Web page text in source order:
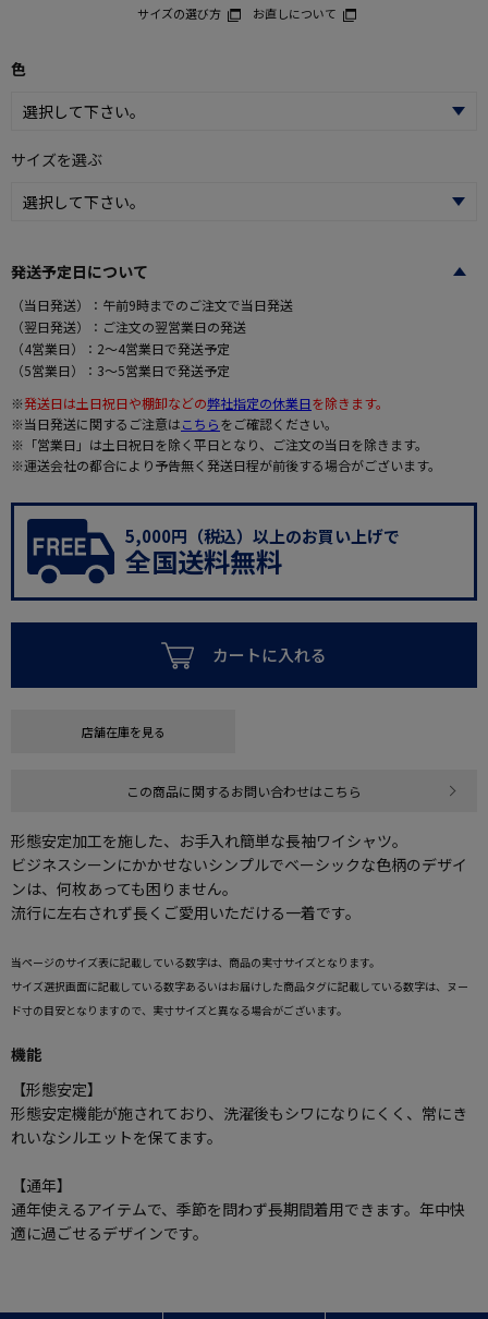
サイズの選び方 お直しについて
色
サイズを選ぶ
発送予定日について
（当日発送）：午前9時までのご注文で当日発送
（翌日発送）：ご注文の翌営業日の発送
（4営業日）：2～4営業日で発送予定
（5営業日）：3～5営業日で発送予定
※発送日は土日祝日や棚卸などの弊社指定の休業日を除きます。
※当日発送に関するご注意はこちらをご確認ください。
※「営業日」は土日祝日を除く平日となり、ご注文の当日を除きます。
※運送会社の都合により予告無く発送日程が前後する場合がございます。
5,000円（税込）以上のお買い上げで
全国送料無料
カートに入れる
店舗在庫を見る
この商品に関するお問い合わせはこちら
形態安定加工を施した、お手入れ簡単な長袖ワイシャツ。
ビジネスシーンにかかせないシンプルでベーシックな色柄のデザイ
ンは、何枚あっても困りません。
流行に左右されず長くご愛用いただける一着です。
当ページのサイズ表に記載している数字は、商品の実寸サイズとなります。
サイズ選択画面に記載している数字あるいはお届けした商品タグに記載している数字は、ヌー
ド寸の目安となりますので、実寸サイズと異なる場合がございます。
機能
【形態安定】
形態安定機能が施されており、洗濯後もシワになりにくく、常にき
れいなシルエットを保てます。
【通年】
通年使えるアイテムで、季節を問わず長期間着用できます。年中快
適に過ごせるデザインです。